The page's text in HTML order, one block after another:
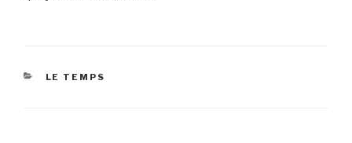
CATEGORIES
LE TEMPS